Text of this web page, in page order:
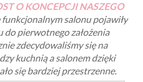
O KONCEPCJI NASZEGO
funkcjonalnym salonu pojawiły
do pierwotnego założenia
zdecydowaliśmy się na
kuchnią a salonem dzięki
się bardziej przestrzenne.